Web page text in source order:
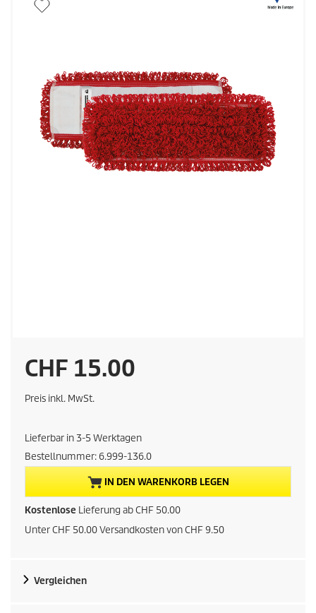
A
k
u
e
l
l
e
CHF 15.00
Preis inkl. MwSt.
Lieferbar in 3-5 Werktagen
Bestellnummer:6.999-136.0
IN DEN WARENKORB LEGEN
Kostenlose Lieferung ab CHF 50.00
Unter CHF 50.00 Versandkosten von CHF 9.50
Vergleichen